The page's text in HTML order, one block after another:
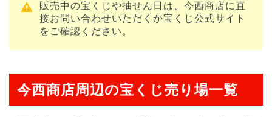
販売中の宝くじや抽せん日は、今西商店に直
接お問い合わせいただくか宝くじ公式サイト
をご確認ください。
今西商店周辺の宝くじ売り場一覧